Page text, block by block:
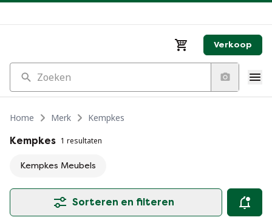
Verkoop
Zoeken
Home Merk
Kempkes
Kempkes 1 resultaten
Kempkes Meubels
Sorteren en filteren